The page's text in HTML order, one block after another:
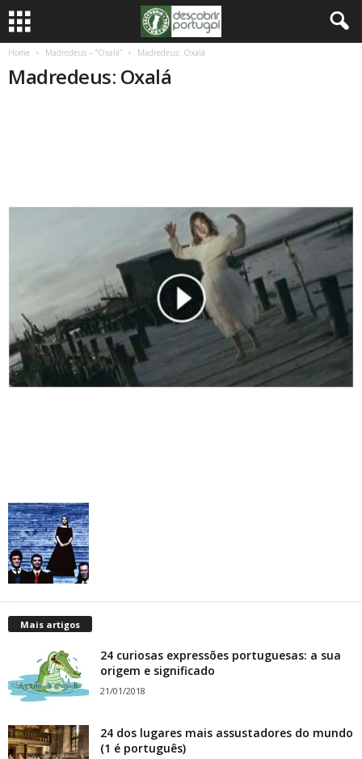
Home Madredeus – “Oxalá” Madredeus: Oxalá
Madredeus: Oxalá
Mais artigos
24 curiosas expressões portuguesas: a sua
origem e significado
21/01/2018
24 dos lugares mais assustadores do mundo
(1 é português)